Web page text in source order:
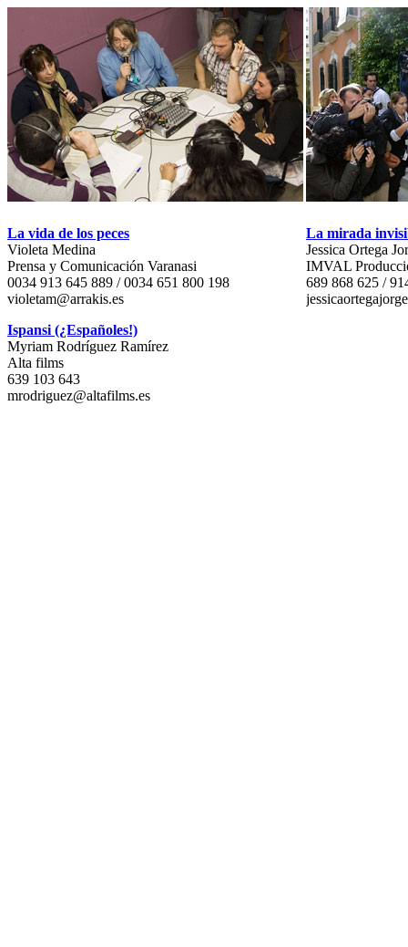
La vida de los peces
Violeta Medina
Prensa y Comunicación Varanasi
0034 913 645 889 / 0034 651 800 198
violetam@arrakis.es
Ispansi (¿Españoles!)
Myriam Rodríguez Ramírez
Alta films
639 103 643
mrodriguez@altafilms.es
La mirada
Jessica Ortega
IMVAL
689 868 625 /